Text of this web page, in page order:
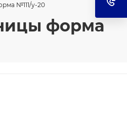
№111/у-20
форма